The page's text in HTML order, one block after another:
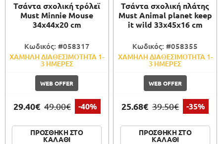
Τσάντα σχολική τρόλεϊ
Must Minnie Mouse
34x44x20 cm
Κωδικός: #058317
ΧΑΜΗΛΗ ΔΙΑΘΕΣΙΜΟΤΗΤΑ 1-
3 ΗΜΕΡΕΣ
WEB OFFER
29.40€ 49.00€ -40%
ΠΡΟΣΘΗΚΗ ΣΤΟ
ΚΑΛΑΘΙ
Τσάντα σχολική πλάτης
Must Animal planet keep
it wild 33x45x16 cm
Κωδικός: #058355
ΧΑΜΗΛΗ ΔΙΑΘΕΣΙΜΟΤΗΤΑ 1-
3 ΗΜΕΡΕΣ
WEB OFFER
25.68€ 39.50€ -35%
ΠΡΟΣΘΗΚΗ ΣΤΟ
ΚΑΛΑΘΙ